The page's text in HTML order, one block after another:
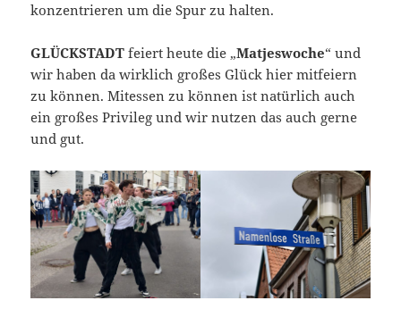
konzentrieren um die Spur zu halten.
GLÜCKSTADTfeiert heute die „Matjeswoche“ und
wir haben da wirklich großes Glück hier mitfeiern
zu können. Mitessen zu können ist natürlich auch
ein großes Privileg und wir nutzen das auch gerne
und gut.